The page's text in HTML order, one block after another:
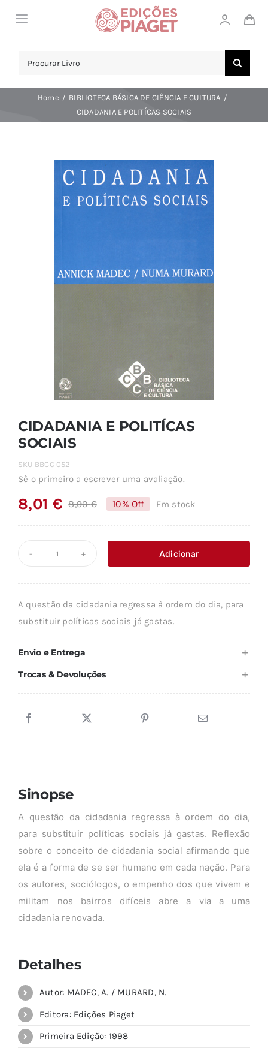
Toggle
Search
Home
BIBLIOTECA BÁSICA DE CIÊNCIA E CULTURA
CIDADANIA E POLITÍCAS SOCIAIS
CIDADANIA E POLITÍCAS
SOCIAIS
SKU BBCC 052
Sê o primeiro a escrever uma avaliação.
8,90€O
era:
8,01 €
O
é:
10% Off Em stock
POLITÍCAS
Adicionar
A questão da cidadania regressa à ordem do dia, para
substituir políticas sociais já gastas.
Envio e Entrega
Trocas & Devoluções
Sinopse
A questão da cidadania regressa à ordem do dia,
para substituir políticas sociais já gastas. Reflexão
sobre o conceito de cidadania social afirmando que
ela é a forma de se ser humano em cada nação. Para
os autores, sociólogos, o empenho dos que vivem e
militam nos bairros difíceis abre a via a uma
cidadania renovada.
Detalhes
Autor: MADEC, A. / MURARD, N.
Editora: Edições Piaget
Primeira Edição: 1998